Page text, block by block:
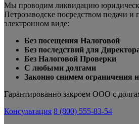
Мы проводим ликвидацию
Петрозаводске посредством подачи и
электронном виде:
Без посещения Налоговой
Без последствий для
Без Налоговой Проверки
С любыми долгами
Законно снимем ограничения
Гарантированно закроем ООО с
Консультация 8 (800) 555-83-54